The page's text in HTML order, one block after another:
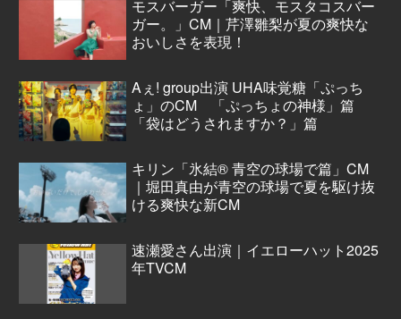
モスバーガー「爽快、モスタコスバー
ガー。」CM｜芹澤雛梨が夏の爽快な
おいしさを表現！
Aぇ! group出演 UHA味覚糖「ぷっち
ょ」のCM 「ぷっちょの神様」篇
「袋はどうされますか？」篇
キリン「氷結® 青空の球場で篇」CM
｜堀田真由が青空の球場で夏を駆け抜
ける爽快な新CM
速瀬愛さん出演｜イエローハット2025
年TVCM